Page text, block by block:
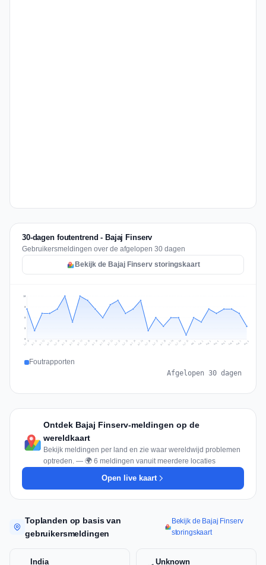
30-dagen foutentrend - Bajaj Finserv
Gebruikersmeldingen over de afgelopen 30 dagen
Bekijk de Bajaj Finserv storingskaart
3
5
8
10
Jul 10 Jul 11 Jul 12 Jul 13 Jul 14 Jul 15 Jul 16 Jul 17 Jul 18 Jul 19 Jul 20 Jul 21 Jul 22 Jul 23 Jul 24 Jul 25 Jul 26 Jul 27 Jul 28 Jul 29 Jul 30 Jul 31 Aug 1 Aug 2 Aug 3 Aug 4 Aug 5 Aug 6 Aug 7 Aug 8
Foutrapporten
Afgelopen 30 dagen
Ontdek Bajaj Finserv-meldingen op de
wereldkaart
Bekijk meldingen per land en zie waar wereldwijd problemen
optreden. — 🌍 6 meldingen vanuit meerdere locaties
Open live kaart
Toplanden op basis van
gebruikersmeldingen
Bekijk de Bajaj Finserv
storingskaart
India Unknown